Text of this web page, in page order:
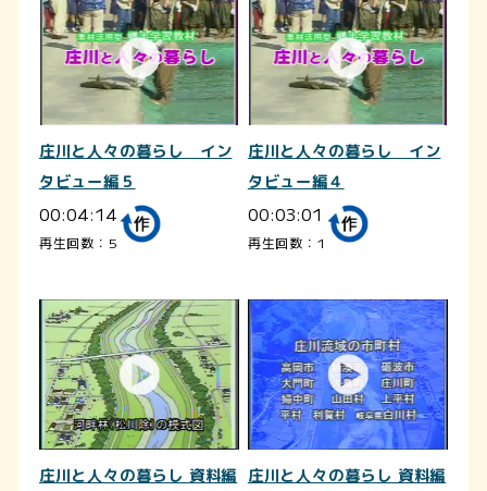
庄川と人々の暮らし イン
タビュー編５
00:04:14
再生回数：5
庄川と人々の暮らし イン
タビュー編４
00:03:01
再生回数：1
庄川と人々の暮らし 資料編 庄川と人々の暮らし 資料編